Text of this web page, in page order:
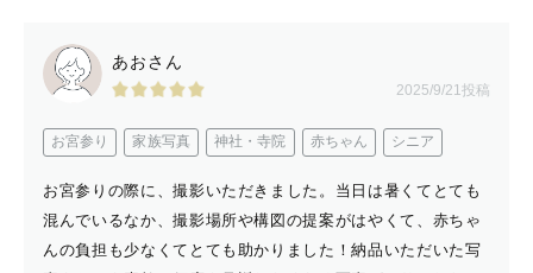
あおさん
2025/9/21投稿
お宮参り 家族写真 神社・寺院 赤ちゃん シニア
お宮参りの際に、撮影いただきました。当日は暑くてとても
混んでいるなか、撮影場所や構図の提案がはやくて、赤ちゃ
んの負担も少なくてとても助かりました！納品いただいた写